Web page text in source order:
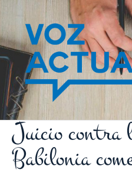
contenido
Juicio contra
Babilonia